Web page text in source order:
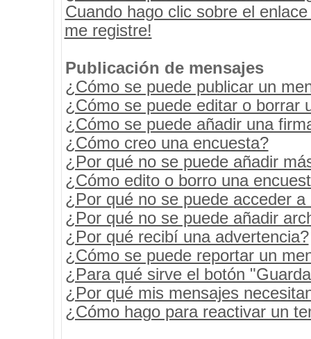
Cuando hago clic sobre el
me registre!
Publicación de mensajes
¿Cómo se puede publicar un
¿Cómo se puede editar o borrar
¿Cómo se puede añadir una
¿Cómo creo una encuesta?
¿Por qué no se puede añadir
¿Cómo edito o borro una
¿Por qué no se puede acceder a
¿Por qué no se puede añadir
¿Por qué recibí una advertencia?
¿Cómo se puede reportar un
¿Para qué sirve el botón
¿Por qué mis mensajes
¿Cómo hago para reactivar un